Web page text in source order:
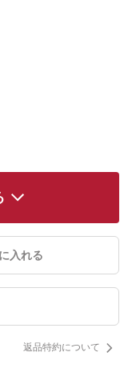
入れる
返品特約について